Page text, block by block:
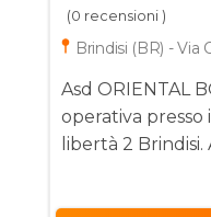
(0 recensioni )
Brindisi (BR) - Via
Asd ORIENTAL
operativa presso
libertà 2